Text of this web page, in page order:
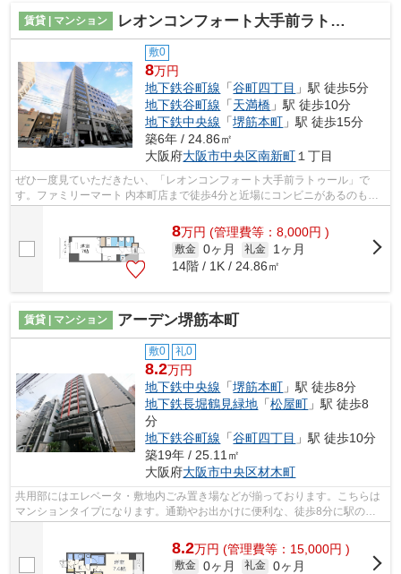
賃貸 | マンション レオンコンフォート大手前ラトゥール
敷0
8万円
地下鉄谷町線 「谷町四丁目 」駅 徒歩5分
地下鉄谷町線 「天満橋 」駅 徒歩10分
地下鉄中央線 「堺筋本町 」駅 徒歩15分
築6年 / 24.86㎡
大阪府大阪市中央区南新町 １丁目
ぜひ一度見ていただきたい、「レオンコンフォート大手前ラトゥール」で
す。ファミリーマート 内本町店まで徒歩4分と近場にコンビニがあるのもポ
イント。共用部には敷地内ごみ置き場・...
8万円 (管理費等：8,000円 )
敷金 0ヶ月 礼金
1ヶ月
14階 / 1K / 24.86㎡
賃貸 | マンション アーデン堺筋本町
敷0 礼0
8.2万円
地下鉄中央線 「堺筋本町 」駅 徒歩8分
地下鉄長堀鶴見緑地 「松屋町 」駅 徒歩8
分
地下鉄谷町線 「谷町四丁目 」駅 徒歩10分
築19年 / 25.11㎡
大阪府大阪市中央区材木町
共用部にはエレベータ・敷地内ごみ置き場などが揃っております。こちらは
マンションタイプになります。通勤やお出かけに便利な、徒歩8分に駅のあ
8.2万円 (管理費等：15,000円 )
敷金 0ヶ月 礼金 0ヶ月